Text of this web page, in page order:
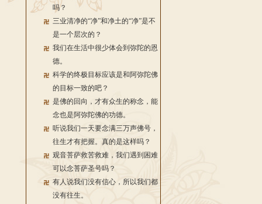
吗？
三业清净的“净”和净土的“净”是不
是一个层次的？
我们在生活中很少体会到弥陀的恩
德。
科学的终极目标应该是和阿弥陀佛
的目标一致的吧？
是佛的回向，才有众生的称念，能
念也是阿弥陀佛的功德。
听说我们一天要念满三万声佛号，
往生才有把握。真的是这样吗？
观音菩萨救苦救难，我们遇到困难
可以念菩萨圣号吗？
有人说我们没有信心，所以我们都
没有往生。